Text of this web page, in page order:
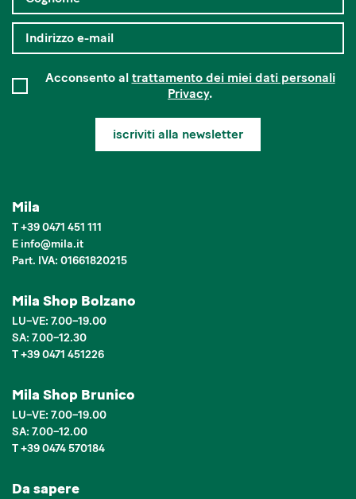
Acconsento al trattamento dei miei dati personali
Privacy.
iscriviti alla newsletter
Mila
T+39 0471 451 111
E info@mila.it
Part. IVA: 01661820215
Mila Shop Bolzano
LU–VE: 7.00–19.00
SA: 7.00–12.30
T +39 0471 451226
Mila Shop Brunico
LU–VE: 7.00–19.00
SA: 7.00–12.00
T +39 0474 570184
Da sapere